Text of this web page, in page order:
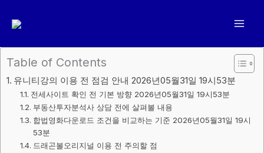
너
Table of Contents
유니티강의 이용 전 점검 안내 2026년05월31일 19시53분
전세사이트 확인 전 기본 방향 2026년05월31일 19시53분
부동산투자분석사 상담 전에 살펴볼 내용
합법영화다운로드 조건을 비교하는 기준 2026년05월31일 19시
53분
드래곤볼오리지널 이용 전 주의할 점